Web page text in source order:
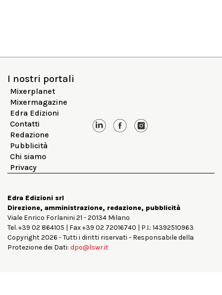
I nostri portali
Mixerplanet
Mixermagazine
Edra Edizioni
Contatti
Redazione
Pubblicità
Chi siamo
Privacy
Edra Edizioni srl
Direzione, amministrazione, redazione, pubblicità
Viale Enrico Forlanini 21 - 20134 Milano
Tel. +39 02 864105 | Fax +39 02 72016740 | P.I.: 14392510963
Copyright 2026 - Tutti i diritti riservati - Responsabile della
Protezione dei Dati: dpo@lswr.it